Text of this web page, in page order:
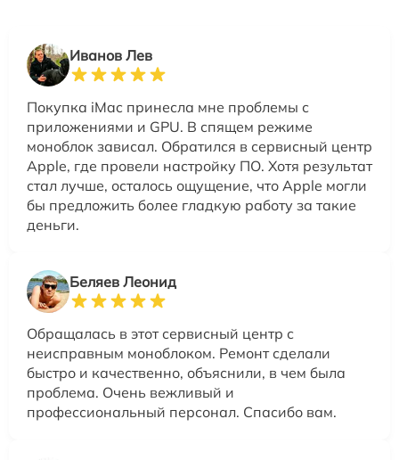
Иванов Лев
Покупка iMac принесла мне проблемы с
приложениями и GPU. В спящем режиме
моноблок зависал. Обратился в сервисный центр
Apple, где провели настройку ПО. Хотя результат
стал лучше, осталось ощущение, что Apple могли
бы предложить более гладкую работу за такие
деньги.
Беляев Леонид
Обращалась в этот сервисный центр с
неисправным моноблоком. Ремонт сделали
быстро и качественно, объяснили, в чем была
проблема. Очень вежливый и
профессиональный персонал. Спасибо вам.